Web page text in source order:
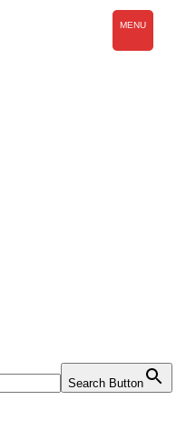
Search Button
MENU